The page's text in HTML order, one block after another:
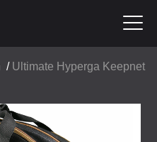
/ Ultimate Hyperga Keepnet